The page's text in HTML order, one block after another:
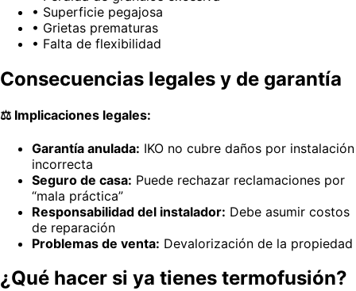
• Superficie pegajosa
• Grietas prematuras
• Falta de flexibilidad
Consecuencias legales y de garantía
⚖️ Implicaciones legales:
Garantía anulada: IKO no cubre daños por instalación
incorrecta
Seguro de casa: Puede rechazar reclamaciones por
“mala práctica”
Responsabilidad del instalador: Debe asumir costos
de reparación
Problemas de venta: Devalorización de la propiedad
¿Qué hacer si ya tienes termofusión?